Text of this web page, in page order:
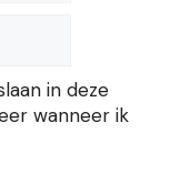
in deze
wanneer ik